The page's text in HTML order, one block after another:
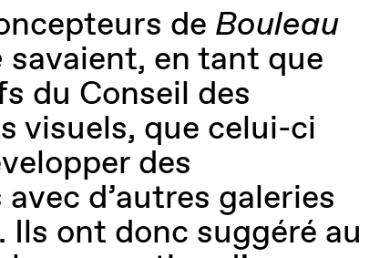
de Bouleau
savaient, en tant que
du Conseil des
visuels, que celui-ci
des
d’autres galeries
Ils ont donc suggéré au